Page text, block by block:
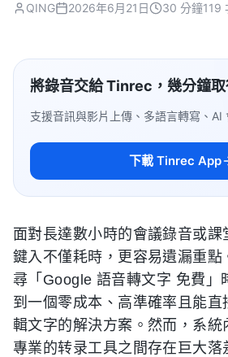
QING 2026年6月21日 30 分鐘119
將錄音交給 Tinrec，幾分鐘
支援音訊與影片上傳、多語言轉寫、AI
下載 Tinrec App
面對長達數小時的會議錄音或課
鍵入不僅耗時，更容易遺漏重點
尋「Google 語音轉文字 免費」
到一個零成本、高準確率且能直
輯文字的解決方案。然而，系統
專業的转录工具之間存在巨大落